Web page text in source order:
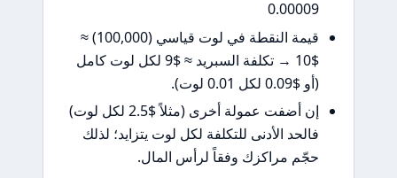
قيمة النقطة في لوت قياسي (100,000) ≈
$10 → تكلفة السبريد ≈ $9 لكل لوت كامل
إن أضفت عمولة أخرى (مثلاً $2.5 لكل لوت)
الأدنى للتكلفة لكل لوت يتزايد؛ لذلك
مراكزك وفقاً لرأس المال.